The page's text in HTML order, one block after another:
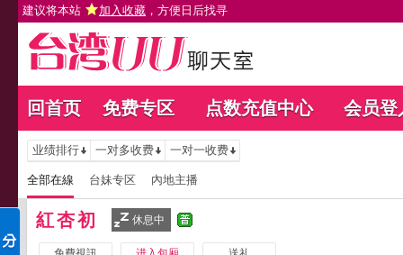
建议将本站 加入收藏 ，方便日后找寻
回首页 免费专区 点数充值中心 会员登
业绩排行 一对多收费 一对一收费
全部在線 台妹专区 內地主播
紅杏初 休息中